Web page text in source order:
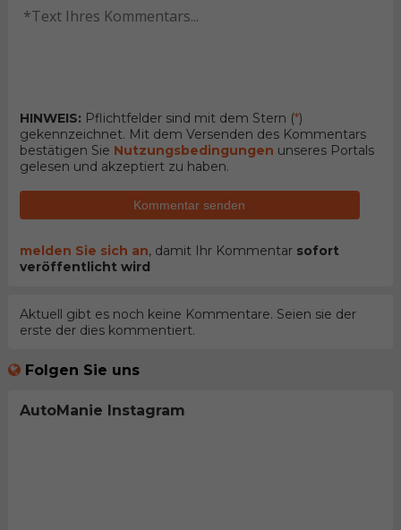
HINWEIS: Pflichtfelder sind mit dem Stern (*)
gekennzeichnet. Mit dem Versenden des Kommentars
bestätigen Sie Nutzungsbedingungen unseres Portals
gelesen und akzeptiert zu haben.
Kommentar senden
melden Sie sich an, damit Ihr Kommentar sofort
veröffentlicht wird
Aktuell gibt es noch keine Kommentare. Seien sie der
erste der dies kommentiert.
Folgen Sie uns
AutoManie Instagram